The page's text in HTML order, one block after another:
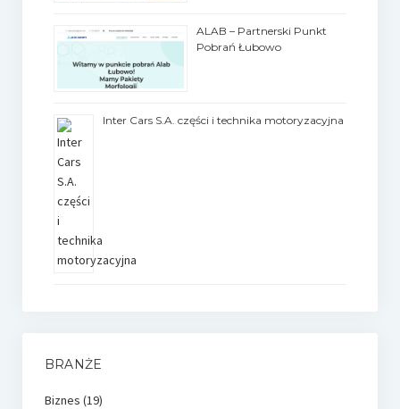
ALAB – Partnerski Punkt
Pobrań Łubowo
Inter Cars S.A. części i technika motoryzacyjna
BRANŻE
Biznes (19)